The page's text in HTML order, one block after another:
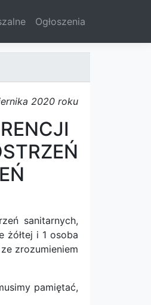
Ogłoszenia
2020 roku
sanitarnych,
żółtej i 1 osoba
zrozumieniem
pamiętać,